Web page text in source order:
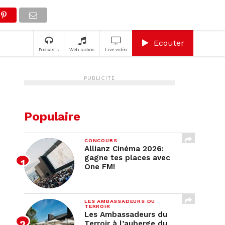
Podcasts Web radios Live vidéo
Ecouter
PUBLICITÉ
Populaire
CONCOURS
Allianz Cinéma 2026:
gagne tes places avec
One FM!
LES AMBASSADEURS DU
TERROIR
Les Ambassadeurs du